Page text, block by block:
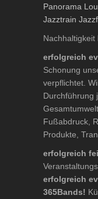
Panorama
Jazztrain
Nachhaltigkeit
erfolgreich
Schonung
verpflichtet.
Durchführung
Fußabdruck,
Produkte,
erfolgreich
erfolgreich
365Bands!